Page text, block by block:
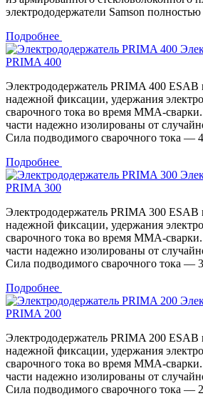
электрододержатели Samson
Подробнее
PRIMA 400
Электрододержатель PRIMA 400 ESAB
надежной фиксации, удержания
сварочного тока во время MMA-
части надежно изолированы от
Сила подводимого сварочного тока —
Подробнее
PRIMA 300
Электрододержатель PRIMA 300 ESAB
надежной фиксации, удержания
сварочного тока во время MMA-
части надежно изолированы от
Сила подводимого сварочного тока —
Подробнее
PRIMA 200
Электрододержатель PRIMA 200 ESAB
надежной фиксации, удержания
сварочного тока во время MMA-
части надежно изолированы от
Сила подводимого сварочного тока —